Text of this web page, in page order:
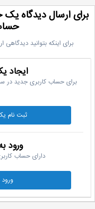
ارسال دیدگاه یک
برای اینکه بتوانید دیدگاهی
ایجاد
برای حساب کاربری جدید در
ثبت نام
ورود
دارای حساب
ورود